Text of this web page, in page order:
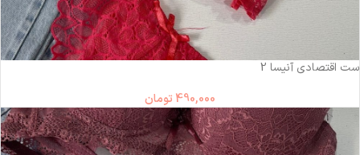
ست اقتصادی آنیسا 2
490,000 تومان